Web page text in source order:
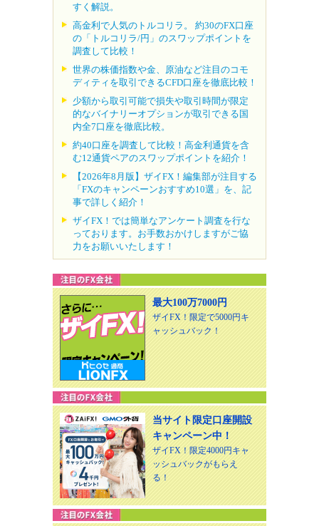
すく解説。
高金利で人気のトルコリラ。 約30のFX口座
の「トルコリラ/円」のスワップポイントを
調査して比較！
世界の株価指数や金、原油など注目のコモ
ディティを取引できるCFD口座を徹底比較！
少額から取引可能で損失や取引時間が限定
的なバイナリーオプションが取引できる国
内全7口座を徹底比較。
約40口座を調査して比較！高金利通貨を含
む12通貨ペアのスワップポイントを紹介！
【2026年8月版】ザイFX！編集部が注目する
「FXのキャンペーンおすすめ10選」を、記
事で詳しく紹介！
ザイFX！では簡単なアンケート調査を行な
っております。お手数おかけしますがご協
力をお願いいたします！
最大100万7000円
ザイFX！限定で5000円キ
ャッシュバック！
当サイト限定口座開設
キャンペーン中！
ザイFX！限定4000円キャ
ッシュバックがもらえ
る！